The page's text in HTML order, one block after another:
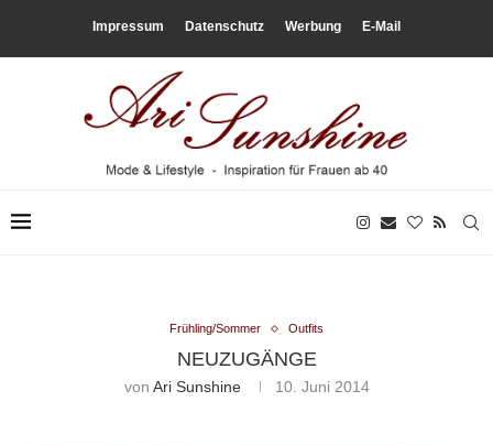
Impressum Datenschutz Werbung E-Mail
Frühling/Sommer Outfits
NEUZUGÄNGE
von Ari Sunshine 10. Juni 2014